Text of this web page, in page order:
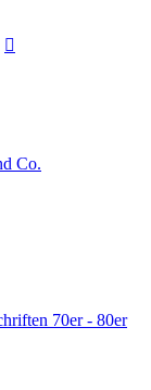

Co.
70er - 80er